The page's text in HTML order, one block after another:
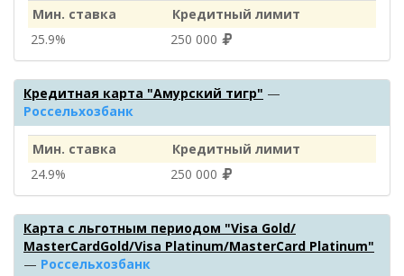
Мин. ставка
Кредитный лимит
25.9%
250 000
Кредитная карта "Амурский тигр" —
Россельхозбанк
Мин. ставка
Кредитный лимит
24.9%
250 000
Карта с льготным периодом "Visa Gold/
MasterCardGold/Visa Platinum/MasterCard Platinum"
— Россельхозбанк